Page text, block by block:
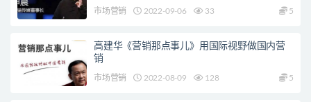
市场营销 2022-09-06 33 5
高建华《营销那点事儿》用国际视野做国内营
销
市场营销 2022-08-09 128 5